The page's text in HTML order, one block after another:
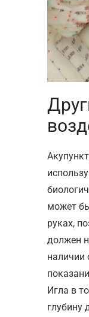
может
руках,
должен
наличии
Игла в
глубину